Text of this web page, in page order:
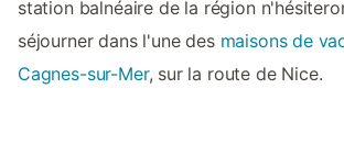
station balnéaire de la région
séjourner dans l'une des maisons de
Cagnes-sur-Mer, sur la route de Nice.